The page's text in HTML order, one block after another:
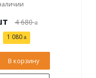
4 680
1 080
В корзину